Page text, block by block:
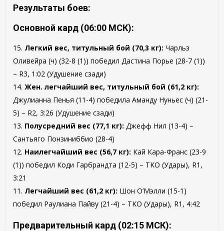
Результаты боев:
Основной кард (06:00 МСК):
15. Легкий вес, титульный бой (70,3 кг): Чарльз
Оливейра (ч) (32-8 (1)) победил Дастина Порье (28-7 (1))
– R3, 1:02 (Удушение сзади)
14.Жен. легчайший вес, титульный бой (61,2 кг):
Джулианна Пенья (11-4) победила Аманду Нуньес (ч) (21-
5) – R2, 3:26 (Удушение сзади)
13. Полусредний вес (77,1 кг): Джефф Нил (13-4) –
Сантьяго Понзиниббио (28-4)
12. Наилегчайший вес (56,7 кг): Кай Кара-Франс (23-9
(1)) победил Коди Гарбрандта (12-5) – TKO (Удары), R1,
3:21
11. Легчайший вес (61,2 кг): Шон О’Мэлли (15-1)
победил Раулиана Пайву (21-4) – TKO (Удары), R1, 4:42
Предварительный кард (02:15 МСК):